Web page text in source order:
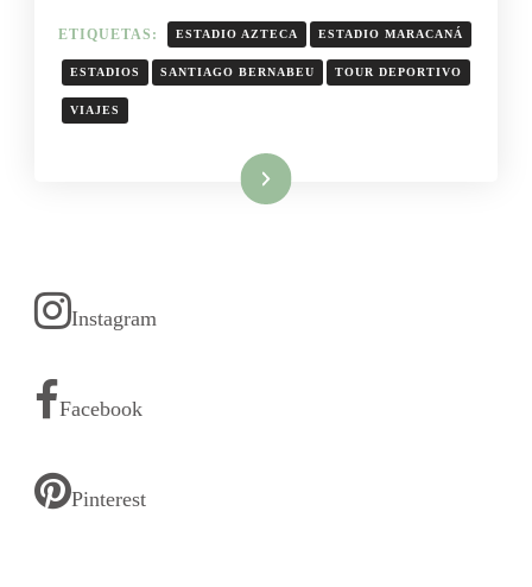
ETIQUETAS: ESTADIO AZTECA ESTADIO MARACANÁ
ESTADIOS SANTIAGO BERNABEU TOUR DEPORTIVO
VIAJES
Leer más
Instagram
Facebook
Pinterest